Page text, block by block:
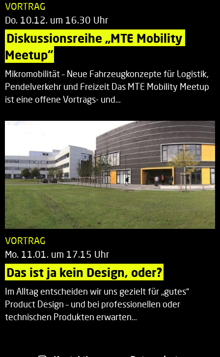
VORTRAG
Do. 10.12. um 16.30 Uhr
Diskussionsreihe „MTE Mobility
Meetup“
Mikromobilität – Neue Fahrzeugkonzepte für Logistik,
Pendelverkehr und Freizeit Das MTE Mobility Meetup
ist eine offene Vortrags- und…
VORTRAG
Mo. 11.01. um 17.15 Uhr
Das ist ja kein Design, oder?
Im Alltag entscheiden wir uns gezielt für „gutes“
Product Design – und bei professionellen oder
technischen Produkten erwarten…